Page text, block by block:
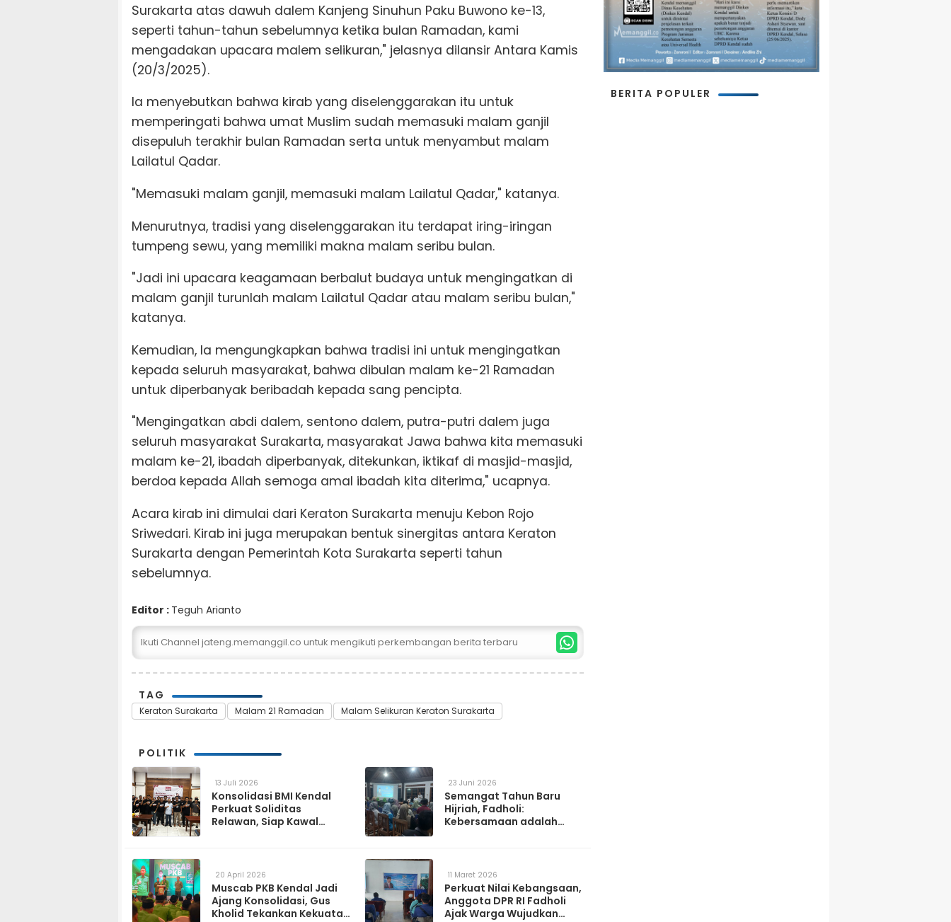
Surakarta atas dawuh dalem Kanjeng Sinuhun Paku Buwono ke-13,
seperti tahun-tahun sebelumnya ketika bulan Ramadan, kami
mengadakan upacara malem selikuran," jelasnya dilansir Antara Kamis
(20/3/2025).
Ia menyebutkan bahwa kirab yang diselenggarakan itu untuk
memperingati bahwa umat Muslim sudah memasuki malam ganjil
disepuluh terakhir bulan Ramadan serta untuk menyambut malam
Lailatul Qadar.
"Memasuki malam ganjil, memasuki malam Lailatul Qadar," katanya.
Menurutnya, tradisi yang diselenggarakan itu terdapat iring-iringan
tumpeng sewu, yang memiliki makna malam seribu bulan.
"Jadi ini upacara keagamaan berbalut budaya untuk mengingatkan di
malam ganjil turunlah malam Lailatul Qadar atau malam seribu bulan,"
katanya.
Kemudian, Ia mengungkapkan bahwa tradisi ini untuk mengingatkan
kepada seluruh masyarakat, bahwa dibulan malam ke-21 Ramadan
untuk diperbanyak beribadah kepada sang pencipta.
"Mengingatkan abdi dalem, sentono dalem, putra-putri dalem juga
seluruh masyarakat Surakarta, masyarakat Jawa bahwa kita memasuki
malam ke-21, ibadah diperbanyak, ditekunkan, iktikaf di masjid-masjid,
berdoa kepada Allah semoga amal ibadah kita diterima," ucapnya.
Acara kirab ini dimulai dari Keraton Surakarta menuju Kebon Rojo
Sriwedari. Kirab ini juga merupakan bentuk sinergitas antara Keraton
Surakarta dengan Pemerintah Kota Surakarta seperti tahun
sebelumnya.
Editor : Teguh Arianto
Ikuti Channel jateng.memanggil.co untuk mengikuti perkembangan berita terbaru
TAG
Keraton Surakarta Malam 21 Ramadan Malam Selikuran Keraton Surakarta
POLITIK
13 Juli 2026
Konsolidasi BMI Kendal
Perkuat Soliditas
Relawan, Siap Kawal
23 Juni 2026
Semangat Tahun Baru
Hijriah, Fadholi:
Kebersamaan adalah
20 April 2026
Muscab PKB Kendal Jadi
Ajang Konsolidasi, Gus
Kholid Tekankan Kekuatan
11 Maret 2026
Perkuat Nilai Kebangsaan,
Anggota DPR RI Fadholi
Ajak Warga Wujudkan
BERITA POPULER